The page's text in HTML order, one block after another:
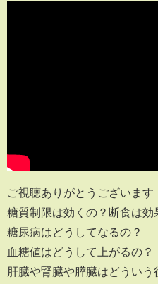
ご視聴ありがとうございます
糖質制限は効くの？断食は効
糖尿病はどうしてなるの？
血糖値はどうして上がるの？
肝臓や腎臓や膵臓はどういう